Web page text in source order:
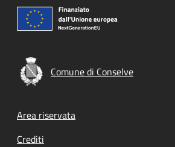
Comune di Conselve
Footer menu
Area riservata
Crediti